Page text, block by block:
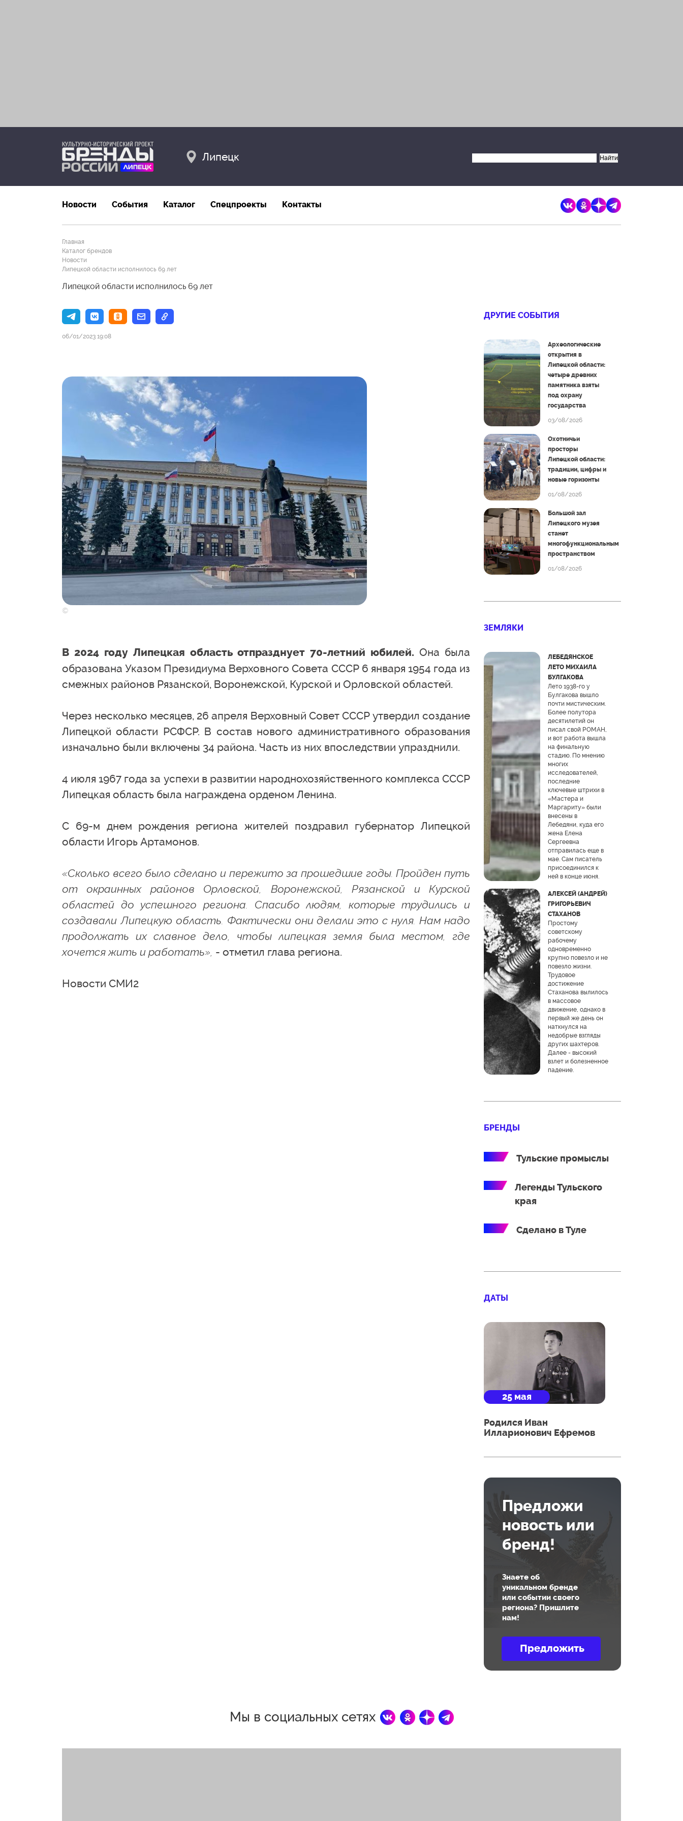
Липецк
Новости События Каталог Спецпроекты Контакты
Главная
Каталог брендов
Новости
Липецкой области исполнилось 69 лет
Липецкой области исполнилось 69 лет
06/01/2023 19:08
©
В 2024 году Липецкая область отпразднует 70-летний юбилей. Она была
образована Указом Президиума Верховного Совета СССР 6 января 1954 года из
смежных районов Рязанской, Воронежской, Курской и Орловской областей.
Через несколько месяцев, 26 апреля Верховный Совет СССР утвердил создание
Липецкой области РСФСР. В состав нового административного образования
изначально были включены 34 района. Часть из них впоследствии упразднили.
4 июля 1967 года за успехи в развитии народнохозяйственного комплекса СССР
Липецкая область была награждена орденом Ленина.
С 69-м днем рождения региона жителей поздравил губернатор Липецкой
области Игорь Артамонов.
«Сколько всего было сделано и пережито за прошедшие годы. Пройден путь
от окраинных районов Орловской, Воронежской, Рязанской и Курской
областей до успешного региона. Спасибо людям, которые трудились и
создавали Липецкую область. Фактически они делали это с нуля. Нам надо
продолжать их славное дело, чтобы липецкая земля была местом, где
хочется жить и работать», - отметил глава региона.
Новости СМИ2
ДРУГИЕ СОБЫТИЯ
Археологические
открытия в
Липецкой области:
четыре древних
памятника взяты
под охрану
государства
03/08/2026
Охотничьи
просторы
Липецкой области:
традиции, цифры и
новые горизонты
01/08/2026
Большой зал
Липецкого музея
станет
многофункциональным
пространством
01/08/2026
ЗЕМЛЯКИ
ЛЕБЕДЯНСКОЕ
ЛЕТО МИХАИЛА
БУЛГАКОВА
Лето 1938-го у
Булгакова вышло
почти мистическим.
Более полутора
десятилетий он
писал свой РОМАН,
и вот работа вышла
на финальную
стадию. По мнению
многих
исследователей,
последние
ключевые штрихи в
«Мастера и
Маргариту» были
внесены в
Лебедяни, куда его
жена Елена
Сергеевна
отправилась еще в
мае. Сам писатель
присоединился к
ней в конце июня.
АЛЕКСЕЙ (АНДРЕЙ)
ГРИГОРЬЕВИЧ
СТАХАНОВ
Простому
советскому
рабочему
одновременно
крупно повезло и не
повезло жизни.
Трудовое
достижение
Стаханова вылилось
в массовое
движение, однако в
первый же день он
наткнулся на
недобрые взгляды
других шахтеров.
Далее - высокий
взлет и болезненное
падение.
БРЕНДЫ
Тульские промыслы
Легенды Тульского
края
Сделано в Туле
ДАТЫ
25 мая
Родился Иван
Илларионович Ефремов
Предложи
новость или
бренд!
Знаете об
уникальном бренде
или событии своего
региона? Пришлите
нам!
Мы в социальных сетях